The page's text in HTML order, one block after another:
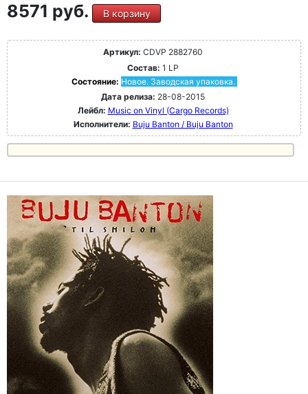
8571 руб. В корзину
Артикул: CDVP 2882760
Состав: 1 LP
Состояние: Новое. Заводская упаковка.
Дата релиза: 28-08-2015
Лейбл: Music on Vinyl (Cargo Records)
Исполнители: Buju Banton / Buju Banton